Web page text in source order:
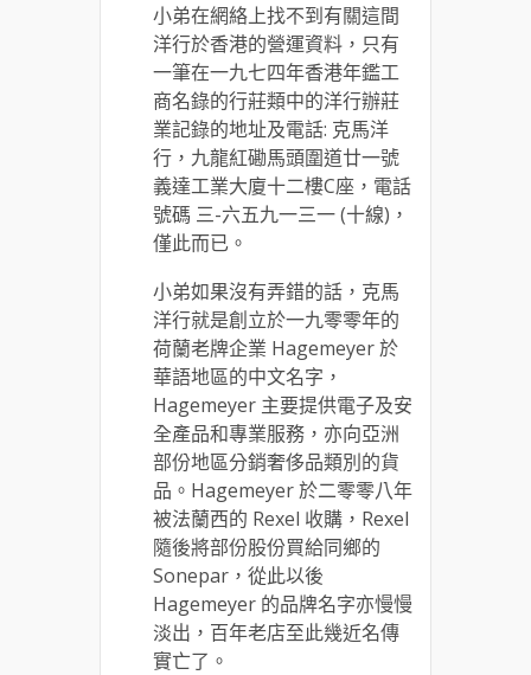
小弟在網絡上找不到有關這間
洋行於香港的營運資料，只有
一筆在一九七四年香港年鑑工
商名錄的行莊類中的洋行辦莊
業記錄的地址及電話: 克馬洋
行，九龍紅磡馬頭圍道廿一號
義達工業大廈十二樓C座，電話
號碼 三-六五九一三一 (十線)，
僅此而已。
小弟如果沒有弄錯的話，克馬
洋行就是創立於一九零零年的
荷蘭老牌企業 Hagemeyer 於
華語地區的中文名字，
Hagemeyer 主要提供電子及安
全產品和專業服務，亦向亞洲
部份地區分銷奢侈品類別的貨
品。Hagemeyer 於二零零八年
被法蘭西的 Rexel 收購，Rexel
隨後將部份股份買給同鄉的
Sonepar，從此以後
Hagemeyer 的品牌名字亦慢慢
淡出，百年老店至此幾近名傳
實亡了。